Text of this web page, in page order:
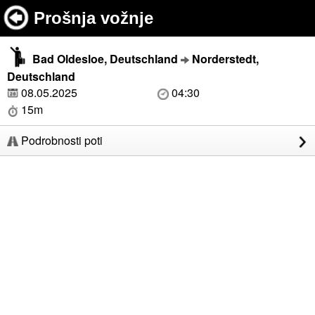
Prošnja vožnje
Bad Oldesloe, Deutschland
Norderstedt,
Deutschland
08.05.2025
04:30
15m
Podrobnosti poti